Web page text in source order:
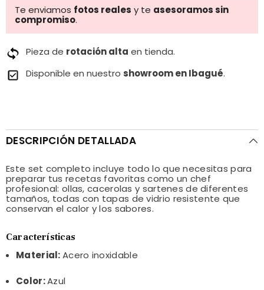
Te enviamos fotos reales y te asesoramos sin
compromiso.
Pieza de rotación alta en tienda.
Disponible en nuestro showroom en Ibagué.
DESCRIPCIÓN DETALLADA
Este set completo incluye todo lo que necesitas para
preparar tus recetas favoritas como un chef
profesional: ollas, cacerolas y sartenes de diferentes
tamaños, todas con tapas de vidrio resistente que
conservan el calor y los sabores.
Características
Material:Acero inoxidable
Color:Azul